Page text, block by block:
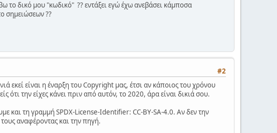
το δικό μου "κωδικό" ?? εντάξει εγώ έχω ανεβάσει κάμποσα
σημειώσεων ??
#2
εκεί είναι η έναρξη του Copyright μας, έτσι αν κάποιος του χρόνου
ότι την είχες κάνει πριν από αυτόν, το 2020, άρα είναι δικιά σου.
και τη γραμμή SPDX-License-Identifier: CC-BY-SA-4.0. Αν δεν την
αναφέροντας και την πηγή.